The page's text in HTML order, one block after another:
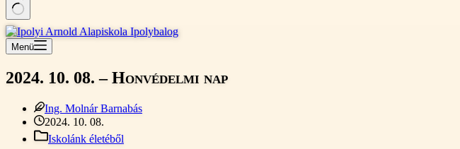
Nincs
találat
Menü
2024. 10. 08. – Honvédelmi nap
Ing. Molnár Barnabás
2024. 10. 08.
Iskolánk életéből